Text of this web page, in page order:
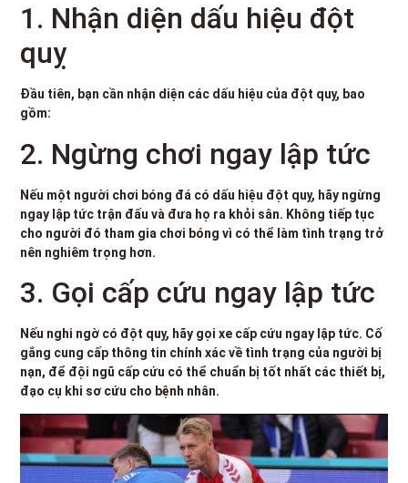
1. Nhận diện dấu hiệu đột
quỵ
Đầu tiên, bạn cần nhận diện các dấu hiệu của đột quỵ, bao
gồm:
2. Ngừng chơi ngay lập tức
Nếu một người chơi bóng đá có dấu hiệu đột quỵ, hãy ngừng
ngay lập tức trận đấu và đưa họ ra khỏi sân. Không tiếp tục
cho người đó tham gia chơi bóng vì có thể làm tình trạng trở
nên nghiêm trọng hơn.
3. Gọi cấp cứu ngay lập tức
Nếu nghi ngờ có đột quỵ, hãy gọi xe cấp cứu ngay lập tức. Cố
gắng cung cấp thông tin chính xác về tình trạng của người bị
nạn, để đội ngũ cấp cứu có thể chuẩn bị tốt nhất các thiết bị,
đạo cụ khi sơ cứu cho bệnh nhân.